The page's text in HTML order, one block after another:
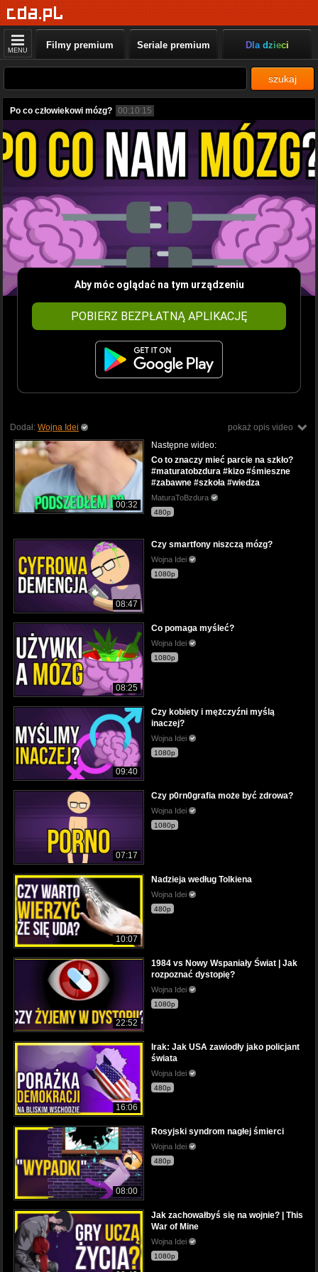
MENU Filmy premium Seriale premium Dla dzieci
szukaj
Po co człowiekowi mózg? 00:10:15
Aby móc oglądać na tym urządzeniu
POBIERZ BEZPŁATNĄ APLIKACJĘ
pokaż opis video
Dodał: Wojna Idei
00:32
Następne wideo:
Co to znaczy mieć parcie na szkło?
#maturatobzdura #kizo #śmieszne
#zabawne #szkoła #wiedza
MaturaToBzdura
480p
08:47
Czy smartfony niszczą mózg?
Wojna Idei
1080p
08:25
Co pomaga myśleć?
Wojna Idei
1080p
09:40
Czy kobiety i mężczyźni myślą
inaczej?
Wojna Idei
1080p
07:17
Czy p0rn0grafia może być zdrowa?
Wojna Idei
1080p
10:07
Nadzieja według Tolkiena
Wojna Idei
480p
22:52
1984 vs Nowy Wspaniały Świat | Jak
rozpoznać dystopię?
Wojna Idei
1080p
16:06
Irak: Jak USA zawiodły jako policjant
świata
Wojna Idei
480p
08:00
Rosyjski syndrom nagłej śmierci
Wojna Idei
480p
Jak zachowałbyś się na wojnie? | This
War of Mine
Wojna Idei
1080p